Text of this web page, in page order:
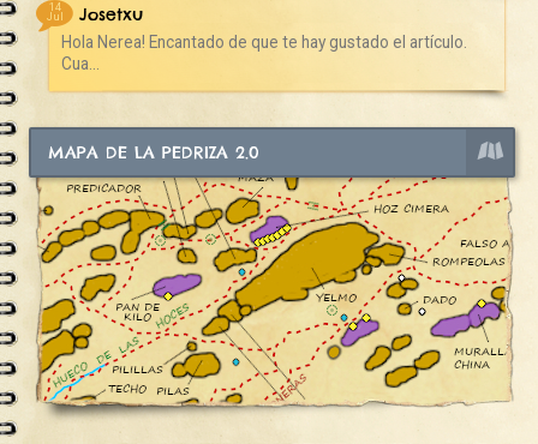
14
Jul
Josetxu
Hola Nerea! Encantado de que te hay gustado el artículo.
Cua...
MAPA DE LA PEDRIZA 2.0